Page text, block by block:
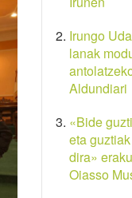
Irungo
lanak
Aldundiari
«Bide
eta
dira»
Oiasso